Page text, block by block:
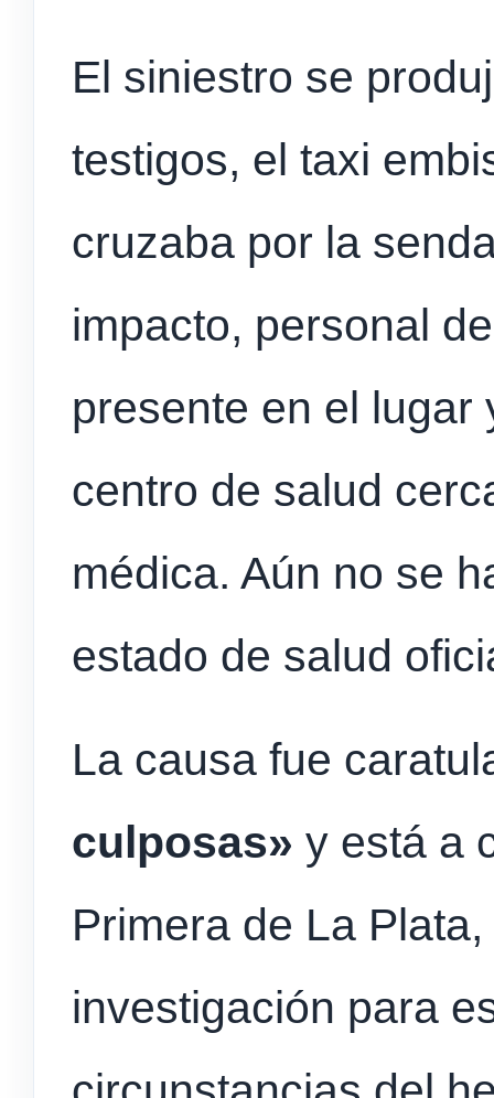
El siniestro se
testigos, el taxi
cruzaba por la
impacto, personal
presente en el lugar
centro de salud
médica. Aún no se
estado de salud
La causa fue
culposas» y está a
Primera de La
investigación para